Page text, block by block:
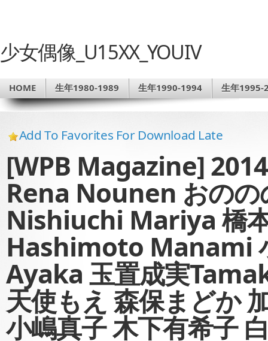
少女偶像_U15XX_YOUIV
HOME 生年1980-1989 生年1990-1994 生年1995-
Add To Favorites For Download Late
[WPB Magazine]
Rena Nounen おのの
Nishiuchi Mariya 橋
Hashimoto Manami
Ayaka 玉置成実
天使もえ 森保まどか
小嶋真子 木下有希子